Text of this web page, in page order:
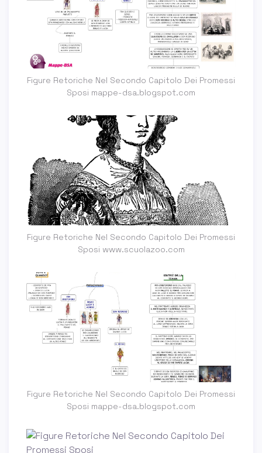
Figure Retoriche Nel Secondo Capitolo Dei Promessi
Sposi mappe-dsa.blogspot.com
Figure Retoriche Nel Secondo Capitolo Dei Promessi
Sposi www.scuolazoo.com
Figure Retoriche Nel Secondo Capitolo Dei Promessi
Sposi mappe-dsa.blogspot.com